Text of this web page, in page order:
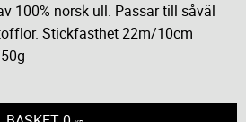
100% norsk ull. Passar till såväl
Stickfasthet 22m/10cm